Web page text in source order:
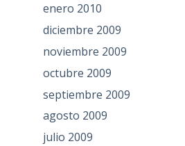
enero 2010
diciembre 2009
noviembre 2009
octubre 2009
septiembre 2009
agosto 2009
julio 2009